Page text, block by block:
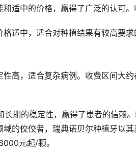
适中的价格，赢得了广泛的认可
格适中，适合对种植结果有较高要
高，适合复杂病例。收费区间大
期的稳定性，赢得了患者的信赖
的佼佼者，瑞典诺贝尔种植牙以
元起/颗。